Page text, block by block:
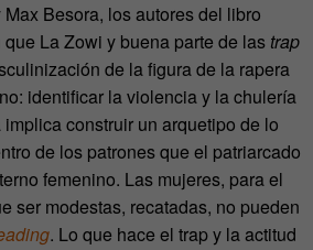
Besora, los autores del libro
que La Zowi y buena parte de las trap
de la figura de la rapera
identificar la violencia y la chulería
construir un arquetipo de lo
de los patrones que el patriarcado
femenino. Las mujeres, para el
ser modestas, recatadas, no pueden
. Lo que hace el trap y la actitud